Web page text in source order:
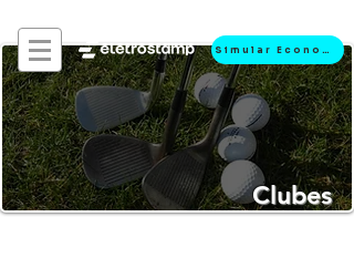
Simular Economia
Clubes